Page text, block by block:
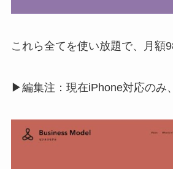
これら全てを使い放題で、月額
▶編集注：現在iPhone対応のみ